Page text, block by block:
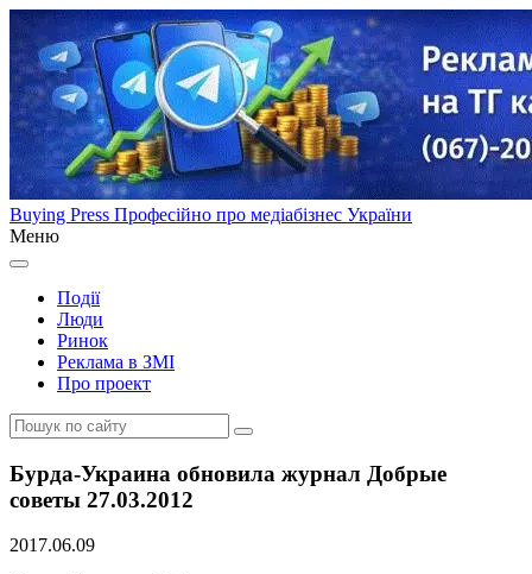
Buying Press Професійно про медіабізнес України
Меню
Події
Люди
Ринок
Реклама в ЗМІ
Про проект
Бурда-Украина обновила журнал Добрые
советы 27.03.2012
2017.06.09